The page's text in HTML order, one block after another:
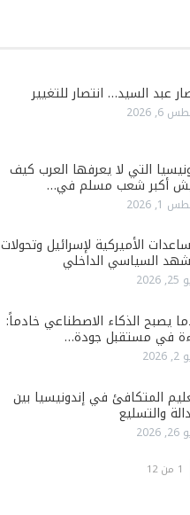
عبد السيد… انتصار للتغيير
2026
التي لا يعرفها العرب كيف
أكبر شعب مسلم في…
2026
الأميركية لإسرائيل وتحولات
السياسي الداخلي
يصبح الذكاء الاصطناعي خادماً:
في مستقبل جودة…
المتكافئ في إندونيسيا بين
والتسليع
1 من 12